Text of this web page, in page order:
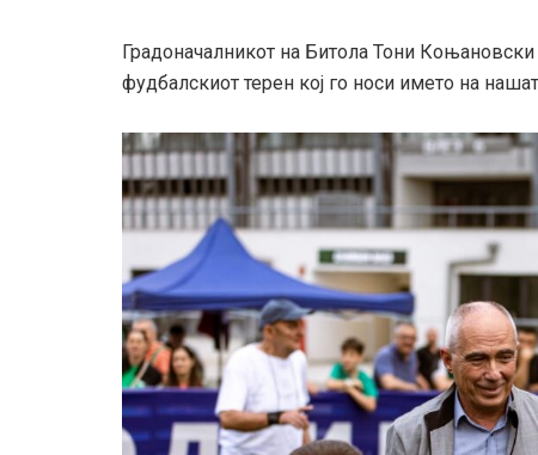
Градоначалникот на Битола Тони
фудбалскиот терен кој го носи името на